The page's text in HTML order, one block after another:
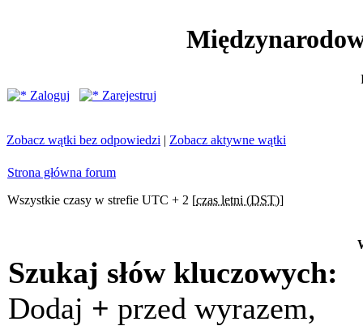
Zaloguj
Zarejestruj
Zobacz wątki bez odpowiedzi | Zobacz aktywne wątki
Strona główna forum
Wszystkie czasy w strefie UTC + 2 [czas letni (DST)]
Szukaj słów kluczowych:
Dodaj + przed wyrazem,